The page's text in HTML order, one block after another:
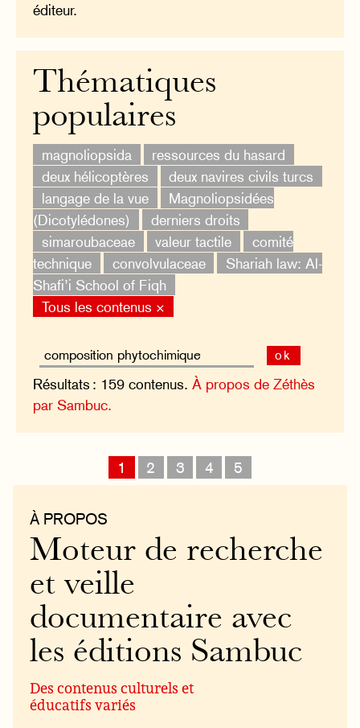
éditeur.
Thématiques
populaires
magnoliopsida
ressources du hasard
deux hélicoptères
deux navires civils turcs
langage de la vue
Magnoliopsidées
(Dicotylédones)
derniers droits
simaroubaceae
valeur tactile
comité
technique
convolvulaceae
Shariah law: Al-
Shafi’i School of Fiqh
Tous les contenus ×
ok
Résultats : 159 contenus.À propos de Zéthès
par Sambuc.
1 2 3 4 5
À PROPOS
Moteur de recherche
et veille
documentaire avec
les éditions Sambuc
Des contenus culturels et
éducatifs variés